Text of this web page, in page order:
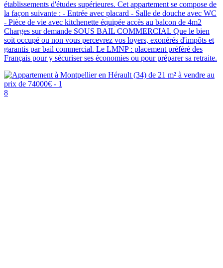
établissements d'études supérieures. Cet appartement se compose de
la façon suivante : - Entrée avec placard - Salle de douche avec WC
- Pièce de vie avec kitchenette équipée accès au balcon de 4m2
Charges sur demande SOUS BAIL COMMERCIAL Que le bien
soit occupé ou non vous percevrez vos loyers, exonérés d'impôts et
garantis par bail commercial. Le LMNP : placement préféré des
Français pour y sécuriser ses économies ou pour préparer sa retraite.
8